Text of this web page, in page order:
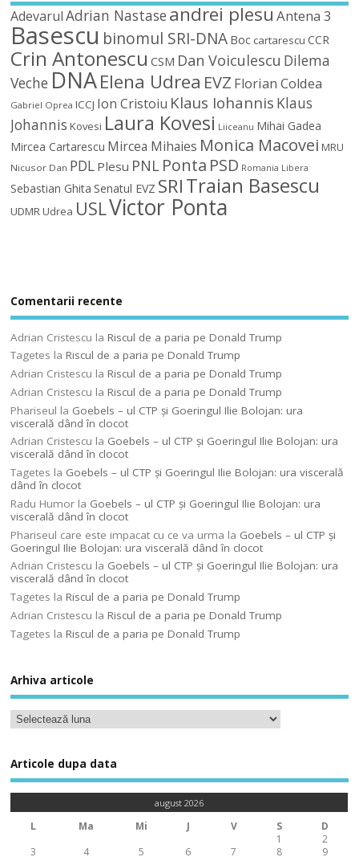
Adevarul Adrian Nastaseandrei plesuAntena 3
Basescu binomul SRI-DNA Boc cartarescu CCR
Crin Antonescu CSM Dan Voiculescu Dilema
Veche DNAElena Udrea EVZ Florian Coldea
Gabriel Oprea ICCJ Ion Cristoiu Klaus Iohannis Klaus
Johannis Kovesi Laura Kovesi Liiceanu Mihai Gadea
Mircea Cartarescu Mircea Mihaies Monica Macovei MRU
Nicusor Dan PDL Plesu PNL Ponta PSD Romania Libera
Sebastian Ghita Senatul EVZ SRITraian Basescu
UDMRUdrea USLVictor Ponta
Comentarii recente
Adrian Cristescu laRiscul de a paria pe Donald Trump
Tagetes laRiscul de a paria pe Donald Trump
Adrian Cristescu laRiscul de a paria pe Donald Trump
Adrian Cristescu laRiscul de a paria pe Donald Trump
Phariseul la Goebels – ul CTP şi Goeringul Ilie Bolojan: ura
viscerală dând în clocot
Adrian Cristescu la Goebels – ul CTP şi Goeringul Ilie Bolojan: ura
viscerală dând în clocot
Tagetes la Goebels – ul CTP şi Goeringul Ilie Bolojan: ura viscerală
dând în clocot
Radu Humor la Goebels – ul CTP şi Goeringul Ilie Bolojan: ura
viscerală dând în clocot
Phariseul care este impacat cu ce va urma la Goebels – ul CTP şi
Goeringul Ilie Bolojan: ura viscerală dând în clocot
Adrian Cristescu la Goebels – ul CTP şi Goeringul Ilie Bolojan: ura
viscerală dând în clocot
Tagetes laRiscul de a paria pe Donald Trump
Adrian Cristescu laRiscul de a paria pe Donald Trump
Tagetes laRiscul de a paria pe Donald Trump
Arhiva articole
Articole dupa data
august 2026
L Ma Mi J V S
D
1
2
3
4 5 6 7 8
9